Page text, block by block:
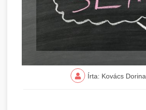
Írta: Kovács Dorina